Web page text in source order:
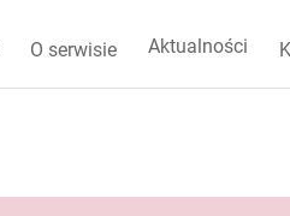
O serwisie Aktualności